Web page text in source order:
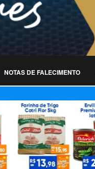
NOTAS DE FALECIMENTO